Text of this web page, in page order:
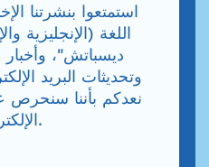
استمتعوا بنشرتنا
اللغة (الإنجليزية
ديسباتش"، وأخبار
وتحديثات البريد
نعدكم بأننا سنحرص
الإلكتروني.